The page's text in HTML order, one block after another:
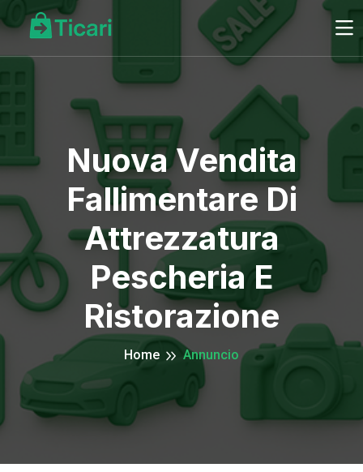
Nuova Vendita
Fallimentare Di
Attrezzatura
Pescheria E
Ristorazione
Home Annuncio